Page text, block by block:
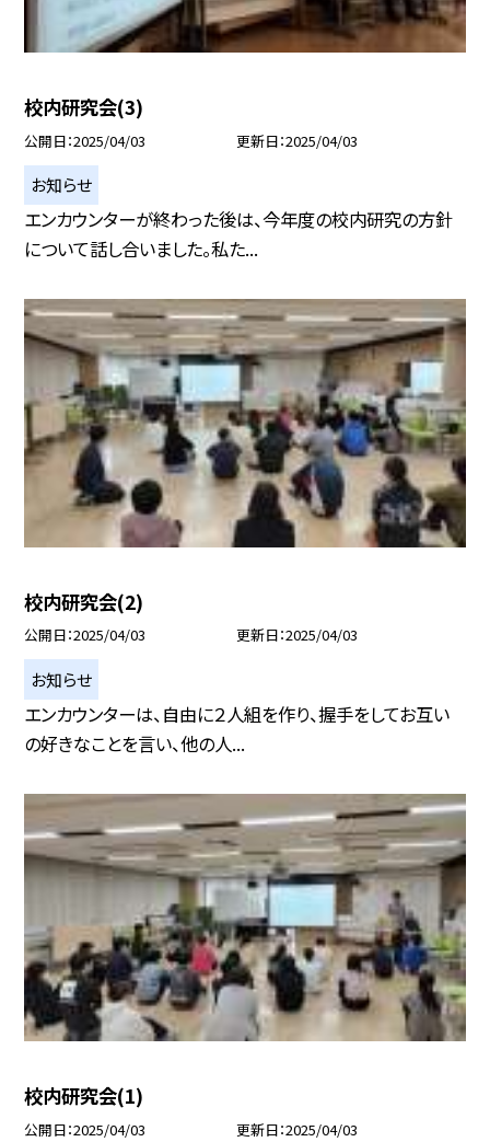
校内研究会(3)
公開日 2025/04/03 更新日 2025/04/03
お知らせ
エンカウンターが終わった後は、今年度の校内研究の方針
について話し合いました。私た...
校内研究会(2)
公開日 2025/04/03 更新日 2025/04/03
お知らせ
エンカウンターは、自由に２人組を作り、握手をしてお互い
の好きなことを言い、他の人...
校内研究会(1)
公開日 2025/04/03 更新日 2025/04/03